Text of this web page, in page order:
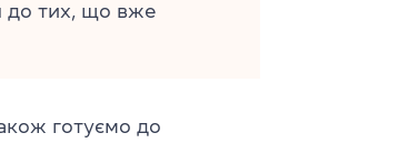
до тих, що вже
готуємо до